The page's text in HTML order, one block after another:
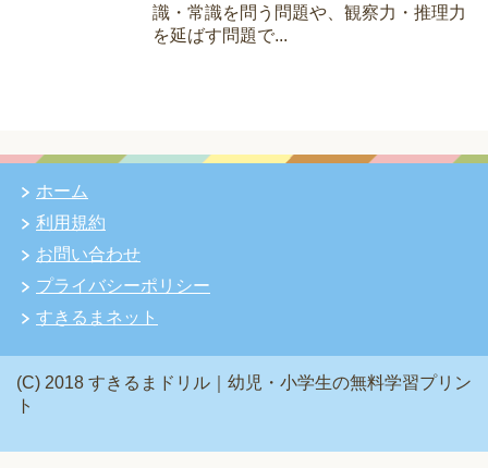
識・常識を問う問題や、観察力・推理力
を延ばす問題で...
ホーム
利用規約
お問い合わせ
プライバシーポリシー
すきるまネット
(C) 2018 すきるまドリル｜幼児・小学生の無料学習プリン
ト